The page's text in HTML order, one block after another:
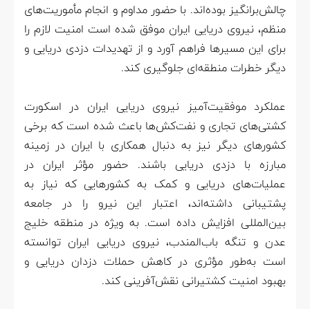
چالش‌برانگیز بوده‌اند. با حضور مداوم و انجام مأموریت‌های
منظم، نیروی دریایی ایران موفق شده است امنیت لازم را
برای این مسیرها فراهم آورد و از تهدیدات دزدی دریایی و
دیگر خطرات منطقه‌ای جلوگیری کند.
عملکرد موفقیت‌آمیز نیروی دریایی ایران در اسکورت
کشتی‌های تجاری و نفت‌کش‌ها باعث شده است که برخی
کشورهای دیگر نیز به دنبال همکاری با ایران در زمینه
مبارزه با دزدی دریایی باشند. حضور مؤثر ایران در
عملیات‌های دریایی و کمک به کشورهایی که نیاز به
پشتیبانی داشته‌اند، اعتبار این نیرو را در جامعه
بین‌المللی افزایش داده است. به ویژه در منطقه خلیج
عدن و تنگه باب‌المندب، نیروی دریایی ایران توانسته
است به‌طور مؤثری در کاهش حملات دزدان دریایی و
بهبود امنیت کشتیرانی نقش‌آفرینی کند.